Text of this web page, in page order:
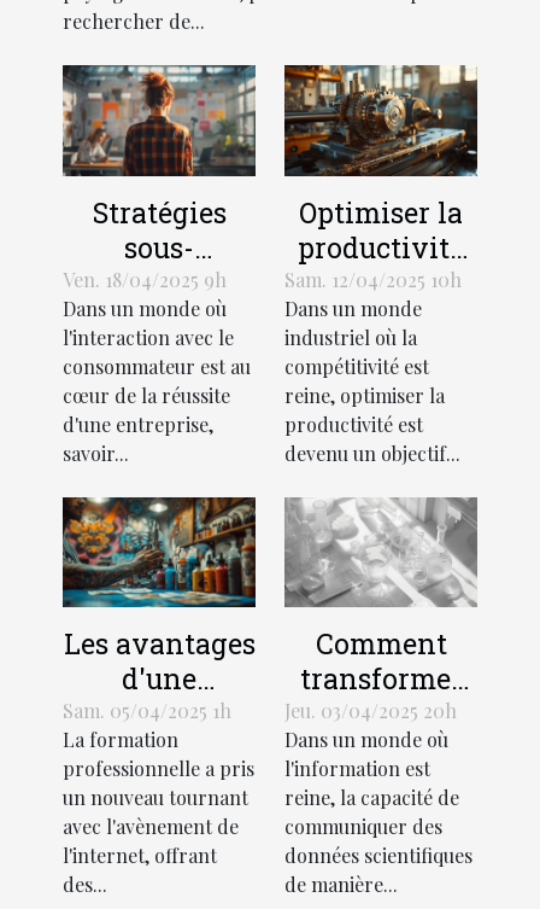
rechercher de...
Stratégies
sous-
exploitées
pour
augmenter
l'engagement
client dans
les petites
entreprises
Ven. 18/04/2025 9h
Dans un monde où
l'interaction avec le
consommateur est au
cœur de la réussite
d'une entreprise,
savoir...
Optimiser la
productivité
avec des
machines-
outils
rénovées
Sam. 12/04/2025 10h
Dans un monde
industriel où la
compétitivité est
reine, optimiser la
productivité est
devenu un objectif...
Les avantages
d'une
formation en
ligne pour
devenir
tatoueur
professionnel
Sam. 05/04/2025 1h
La formation
professionnelle a pris
un nouveau tournant
avec l'avènement de
l'internet, offrant
des...
Comment
transformer
les données
scientifiques
en
présentations
visuelles
percutantes
Jeu. 03/04/2025 20h
Dans un monde où
l'information est
reine, la capacité de
communiquer des
données scientifiques
de manière...